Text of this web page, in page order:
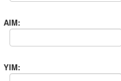
AIM:
YIM: